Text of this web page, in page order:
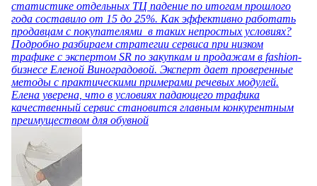
статистике отдельных ТЦ падение по итогам прошлого
года составило от 15 до 25%. Как эффективно работать
продавцам с покупателями в таких непростых условиях?
Подробно разбираем стратегии сервиса при низком
трафике с экспертом SR по закупкам и продажам в fashion-
бизнесе Еленой Виноградовой. Эксперт дает проверенные
методы с практическими примерами речевых модулей.
Елена уверена, что в условиях падающего трафика
качественный сервис становится главным конкурентным
преимуществом для обувной